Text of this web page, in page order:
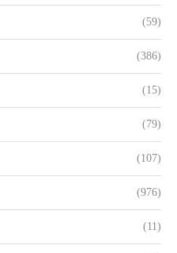
(59)
(386)
(15)
(79)
(107)
(976)
(11)